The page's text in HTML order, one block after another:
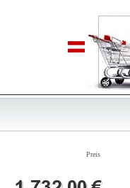
Preis